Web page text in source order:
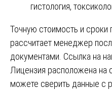
гистология,
Точную стоимость и
рассчитает менеджер
документами. Ссылка на
Лицензия расположена на
можете сверить данные с